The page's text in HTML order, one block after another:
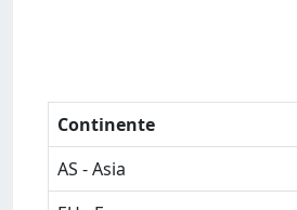
Continente
AS - Asia